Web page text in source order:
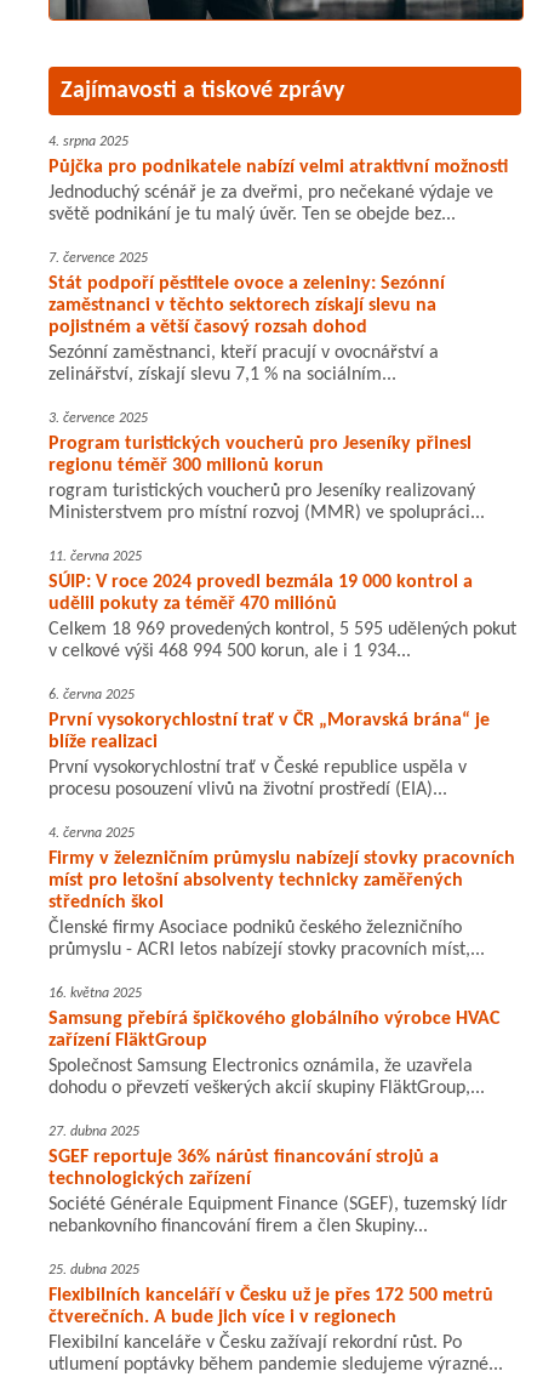
Zajímavosti a tiskové zprávy
4. srpna 2025
Půjčka pro podnikatele nabízí velmi atraktivní možnosti
Jednoduchý scénář je za dveřmi, pro nečekané výdaje ve
světě podnikání je tu malý úvěr. Ten se obejde bez...
7. července 2025
Stát podpoří pěstitele ovoce a zeleniny: Sezónní
zaměstnanci v těchto sektorech získají slevu na
pojistném a větší časový rozsah dohod
Sezónní zaměstnanci, kteří pracují v ovocnářství a
zelinářství, získají slevu 7,1 % na sociálním...
3. července 2025
Program turistických voucherů pro Jeseníky přinesl
regionu téměř 300 milionů korun
rogram turistických voucherů pro Jeseníky realizovaný
Ministerstvem pro místní rozvoj (MMR) ve spolupráci...
11. června 2025
SÚIP: V roce 2024 provedl bezmála 19 000 kontrol a
udělil pokuty za téměř 470 miliónů
Celkem 18 969 provedených kontrol, 5 595 udělených pokut
v celkové výši 468 994 500 korun, ale i 1 934...
6. června 2025
První vysokorychlostní trať v ČR „Moravská brána“ je
blíže realizaci
První vysokorychlostní trať v České republice uspěla v
procesu posouzení vlivů na životní prostředí (EIA)...
4. června 2025
Firmy v železničním průmyslu nabízejí stovky pracovních
míst pro letošní absolventy technicky zaměřených
středních škol
Členské firmy Asociace podniků českého železničního
průmyslu - ACRI letos nabízejí stovky pracovních míst,...
16. května 2025
Samsung přebírá špičkového globálního výrobce HVAC
zařízení FläktGroup
Společnost Samsung Electronics oznámila, že uzavřela
dohodu o převzetí veškerých akcií skupiny FläktGroup,...
27. dubna 2025
SGEF reportuje 36% nárůst financování strojů a
technologických zařízení
Société Générale Equipment Finance (SGEF), tuzemský lídr
nebankovního financování firem a člen Skupiny...
25. dubna 2025
Flexibilních kanceláří v Česku už je přes 172 500 metrů
čtverečních. A bude jich více i v regionech
Flexibilní kanceláře v Česku zažívají rekordní růst. Po
utlumení poptávky během pandemie sledujeme výrazné...